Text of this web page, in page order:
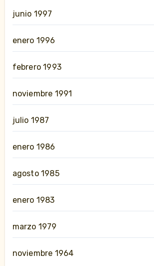
junio 1997
enero 1996
febrero 1993
noviembre 1991
julio 1987
enero 1986
agosto 1985
enero 1983
marzo 1979
noviembre 1964